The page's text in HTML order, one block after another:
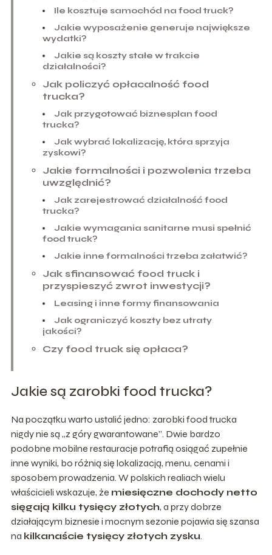
Ile kosztuje samochód na food truck?
Jakie wyposażenie generuje największe
wydatki?
Jakie są koszty stałe w trakcie
działalności?
Jak policzyć opłacalność food
trucka?
Jak przygotować biznesplan food
trucka?
Jak wybrać lokalizację, która sprzyja
zyskowi?
Jakie formalności i pozwolenia trzeba
uwzględnić?
Jak zarejestrować działalność food
trucka?
Jakie wymagania sanitarne musi spełnić
food truck?
Jakie inne formalności trzeba załatwić?
Jak sfinansować food truck i
przyspieszyć zwrot inwestycji?
Leasing i inne formy finansowania
Jak ograniczyć koszty bez utraty
jakości?
Czy food truck się opłaca?
Jakie są zarobki food trucka?
Na początku warto ustalić jedno: zarobki food trucka
nigdy nie są „z góry gwarantowane”. Dwie bardzo
podobne mobilne restauracje potrafią osiągać zupełnie
inne wyniki, bo różnią się lokalizacją, menu, cenami i
sposobem prowadzenia. W polskich realiach wielu
właścicieli wskazuje, że miesięczne dochody netto
sięgają kilku tysięcy złotych, a przy dobrze
działającym biznesie i mocnym sezonie pojawia się szansa
na kilkanaście tysięcy złotych zysku.